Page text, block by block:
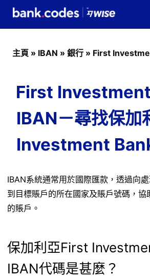
主頁 » IBAN » 銀行 » First
First
IBAN－尋找保加
Investment
IBAN系統通常用於國際匯款，透過向
到目標賬戶的所在國家及賬戶號碼，協
的賬戶。
保加利亞First
IBAN代碼是甚麼？